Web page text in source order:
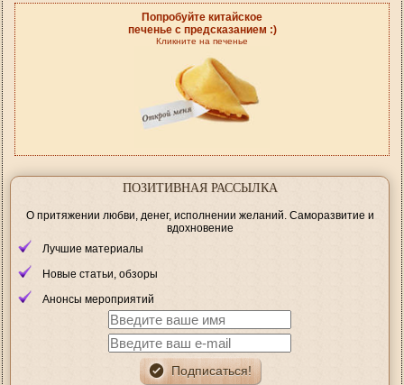
Попробуйте китайское
печенье с предсказанием :)
Кликните на печенье
ПОЗИТИВНАЯ РАССЫЛКА
О притяжении любви, денег, исполнении желаний. Саморазвитие и
вдохновение
Лучшие материалы
Новые статьи, обзоры
Анонсы мероприятий